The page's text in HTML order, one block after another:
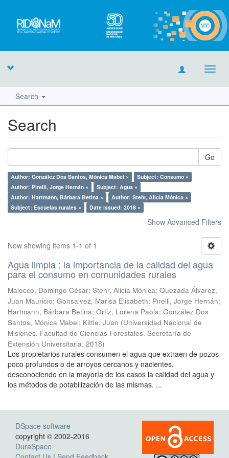
Search
Search
Go
Author: González Dos Santos, Mónica Mabel ×
Subject: Consumo ×
Author: Pirelli, Jorge Hernán ×
Subject: Agua ×
Author: Hartmann, Bárbara Betina ×
Author: Stehr, Alicia Mónica ×
Subject: Escuelas rurales ×
Date issued: 2018 ×
Show Advanced Filters
Now showing items 1-1 of 1
Agua limpia : la importancia de la calidad del agua
para el consumo en comunidades rurales
Maiocco, Domingo César; Stehr, Alicia Mónica; Quezada Álvarez,
Juan Mauricio; Gonsalvez, Marisa Elisabeth; Pirelli, Jorge Hernán;
Hartmann, Bárbara Betina; Ortiz, Lorena Paola; González Dos
Santos, Mónica Mabel; Kittle, Juan (Universidad Nacional de
Misiones. Facultad de Ciencias Forestales. Secretaría de
Extensión Universitaria, 2018)
Los propietarios rurales consumen el agua que extraen de pozos
poco profundos o de arroyos cercanos y nacientes,
desconociendo en la mayoría de los casos la calidad del agua y
los métodos de potabilización de las mismas. ...
DSpace software
copyright © 2002-2016
DuraSpace